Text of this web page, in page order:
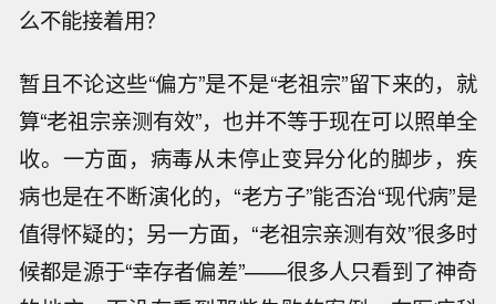
么不能接着用？
暂且不论这些“偏方”是不是“老祖宗”留下来的，就
算“老祖宗亲测有效”，也并不等于现在可以照单全
收。一方面，病毒从未停止变异分化的脚步，疾
病也是在不断演化的，“老方子”能否治“现代病”是
值得怀疑的；另一方面，“老祖宗亲测有效”很多时
候都是源于“幸存者偏差”——很多人只看到了神奇